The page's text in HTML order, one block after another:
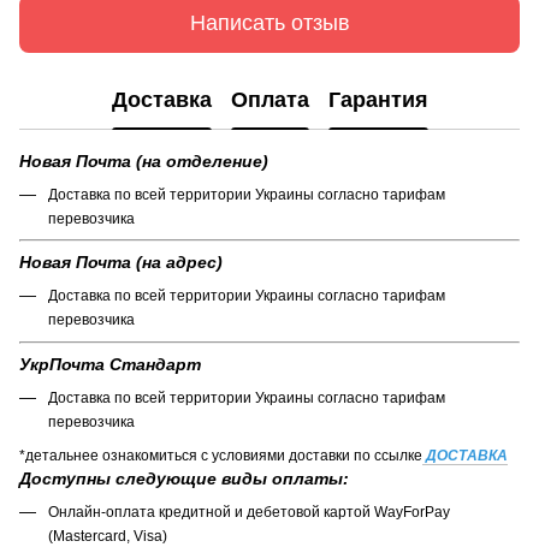
Написать отзыв
Доставка Оплата Гарантия
Новая Почта (на отделение)
Доставка по всей территории Украины согласно тарифам
перевозчика
Новая Почта (на адрес)
Доставка по всей территории Украины согласно тарифам
перевозчика
УкрПочта Стандарт
Доставка по всей территории Украины согласно тарифам
перевозчика
*детальнее ознакомиться с условиями доставки по ссылке ДОСТАВКА
Доступны следующие виды оплаты:
Онлайн-оплата кредитной и дебетовой картой WayForPay
(Mastercard, Visa)